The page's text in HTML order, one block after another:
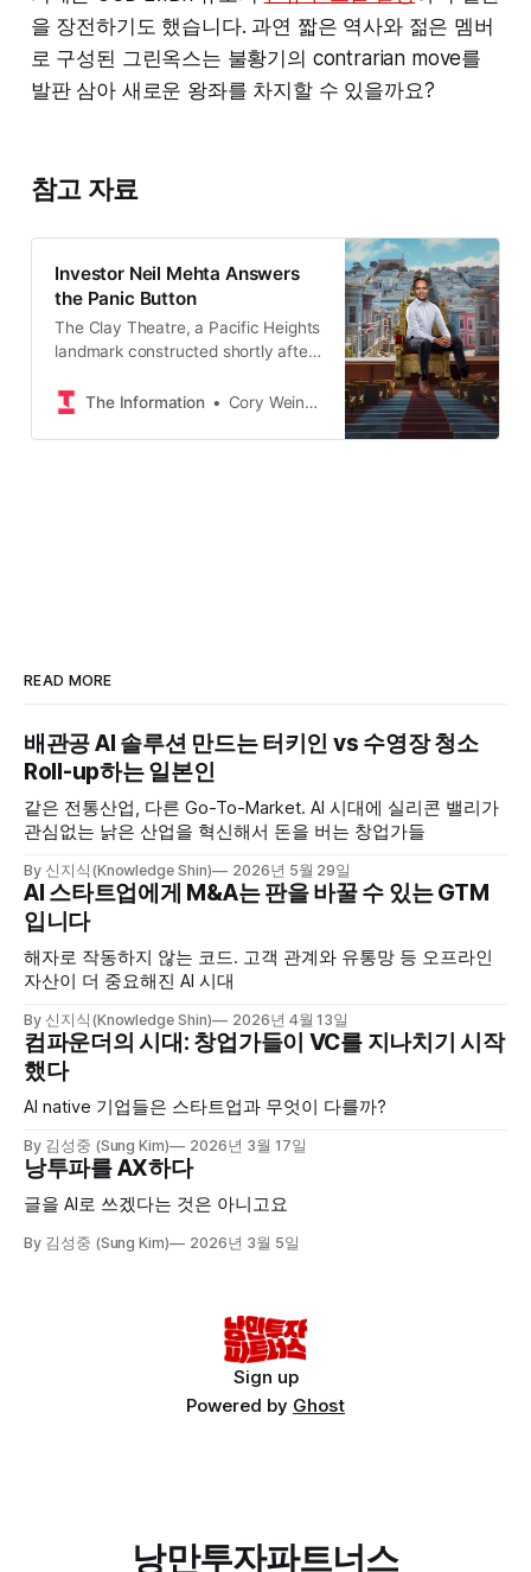
을 장전하기도 했습니다. 과연 짧은 역사와 젊은 멤버
로 구성된 그린옥스는 불황기의 contrarian move를
발판 삼아 새로운 왕좌를 차지할 수 있을까요?
참고 자료
Investor Neil Mehta Answers
the Panic Button
The Clay Theatre, a Pacific Heights
landmark constructed shortly after
empty for four years on a busy
exterior poster frames as vacant as
The Information Cory Weinberg
READ MORE
배관공 AI 솔루션 만드는 터키인 vs 수영장 청소
Roll-up하는 일본인
같은 전통산업, 다른 Go-To-Market. AI 시대에 실리콘 밸리가
관심없는 낡은 산업을 혁신해서 돈을 버는 창업가들
By 신지식(Knowledge Shin) 2026년 5월 29일
AI 스타트업에게 M&A는 판을 바꿀 수 있는 GTM
입니다
해자로 작동하지 않는 코드. 고객 관계와 유통망 등 오프라인
자산이 더 중요해진 AI 시대
By 신지식(Knowledge Shin) 2026년 4월 13일
컴파운더의 시대: 창업가들이 VC를 지나치기 시작
했다
AI native 기업들은 스타트업과 무엇이 다를까?
By 김성중 (Sung Kim) 2026년 3월 17일
낭투파를 AX하다
글을 AI로 쓰겠다는 것은 아니고요
By 김성중 (Sung Kim) 2026년 3월 5일
Sign up
Powered by Ghost
낭만투자파트너스